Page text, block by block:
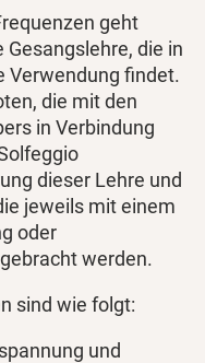
geht
die in
Verwendung findet.
die mit den
in Verbindung
dieser Lehre und
jeweils mit einem
oder
werden.
sind wie folgt:
und